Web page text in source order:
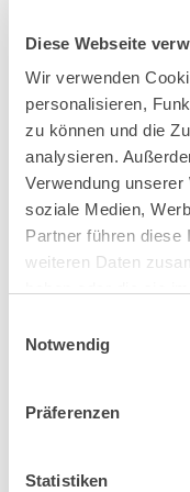
Diese Webseite
Wir verwenden
personalisieren,
zu können und die
analysieren.
Verwendung
soziale Medien,
Partner führen diese
weiteren Daten
Notwendig
Präferenzen
Statistiken